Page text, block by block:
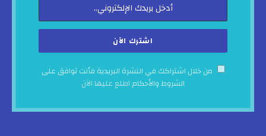
من خلال اشتراكك في النشرة البريدية فأنت توافق على
الشروط والأحكام اطلع عليها الآن